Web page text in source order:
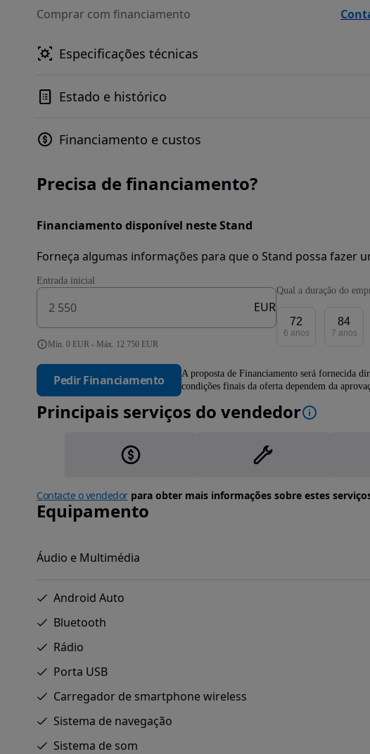
Comprar com financiamento
Especificações técnicas
Estado e histórico
Financiamento e custos
Precisa de financiamento?
Financiamento disponível neste Stand
Forneça algumas informações para que o Stand possa fazer
Entrada inicial
EUR
Mín. 0 EUR - Máx. 12 750 EUR
Qual a duração do
72
6 anos
84
7 anos
Pedir Financiamento
A proposta de Financiamento será fornecida
condições finais da oferta dependem da
Principais serviços do vendedor
Contacte o vendedorpara obter mais informações sobre estes
Equipamento
Áudio e Multimédia
Android Auto
Bluetooth
Rádio
Porta USB
Carregador de smartphone wireless
Sistema de navegação
Sistema de som